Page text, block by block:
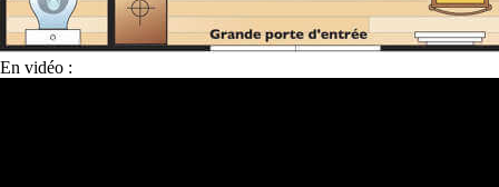
En vidéo :